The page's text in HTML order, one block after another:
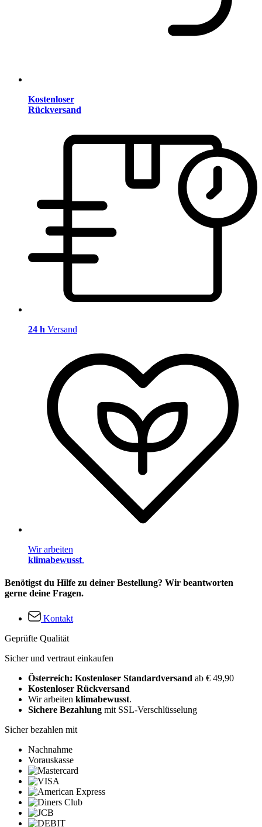
Kostenloser
Rückversand
24 h Versand
Wir arbeiten
klimabewusst.
Benötigst du Hilfe zu deiner Bestellung? Wir beantworten
gerne deine Fragen.
Kontakt
Geprüfte Qualität
Sicher und vertraut einkaufen
Österreich: Kostenloser Standardversand ab € 49,90
Kostenloser Rückversand
Wir arbeiten klimabewusst.
Sichere Bezahlung mit SSL-Verschlüsselung
Sicher bezahlen mit
Nachnahme
Vorauskasse